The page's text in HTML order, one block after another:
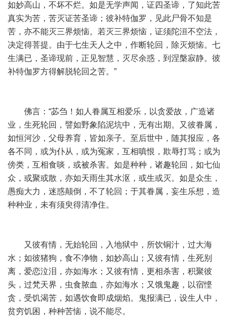
如妙高山，不坏不烂。如是无学声闻，证四圣谛，了知此苦
真实为苦，苦灭证苦圣谛；彼补特伽罗，见此尸骨不知是
苦，亦不能灭三界烦恼。若灭三界烦恼，证须陀洹不空法，
决定得菩提。由于七生天人之中，作断轮回，除灭烦恼。七
生满已，圣谛现前，正见智慧，灭尽余惑，到涅槃寂静。彼
补特伽罗方得解脱轮回之苦。”
佛言：“苾刍！如人眷属互相爱乐，以贪爱故，广造诸
业，生死轮回，譬如野象陷泥坑中，无有出期。又彼眷属，
如恒河沙，父母养育，皆如亲子。至后世中，随其报应，各
各不同，或为仆从，或为冤家，互相嗔恨，欺辱打骂；或为
傍类，互相食啖，或被杀害。如是种种，诸趣轮回，如七仙
众，或聚或散，亦如天雨生其水沤，或生或灭。如是众生，
愚痴大力，迷惑颠倒，不了轮回；于其眷属，妄生乐想，造
种种业，未有须臾得清净住。
又彼有情，无始轮回，入地狱中，所饮铜汁，过大海
水；如彼猪狗，食不净物，如妙高山；又彼有情，生死别
离，爱恋泣泪，亦如海水；又彼有情，更相杀害，积聚彼
头，过梵天界，虫食脓血，亦如海水；又饿鬼趣，以宿悭
贪，受饥渴苦，如遇饮食即成烟焰。鬼报满已，设生人中，
贫穷饥困，种种苦恼，说不能尽。